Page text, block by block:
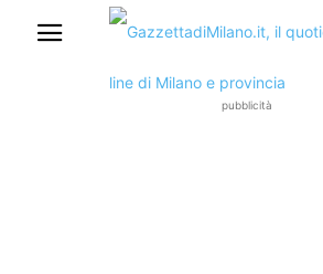
pubblicità